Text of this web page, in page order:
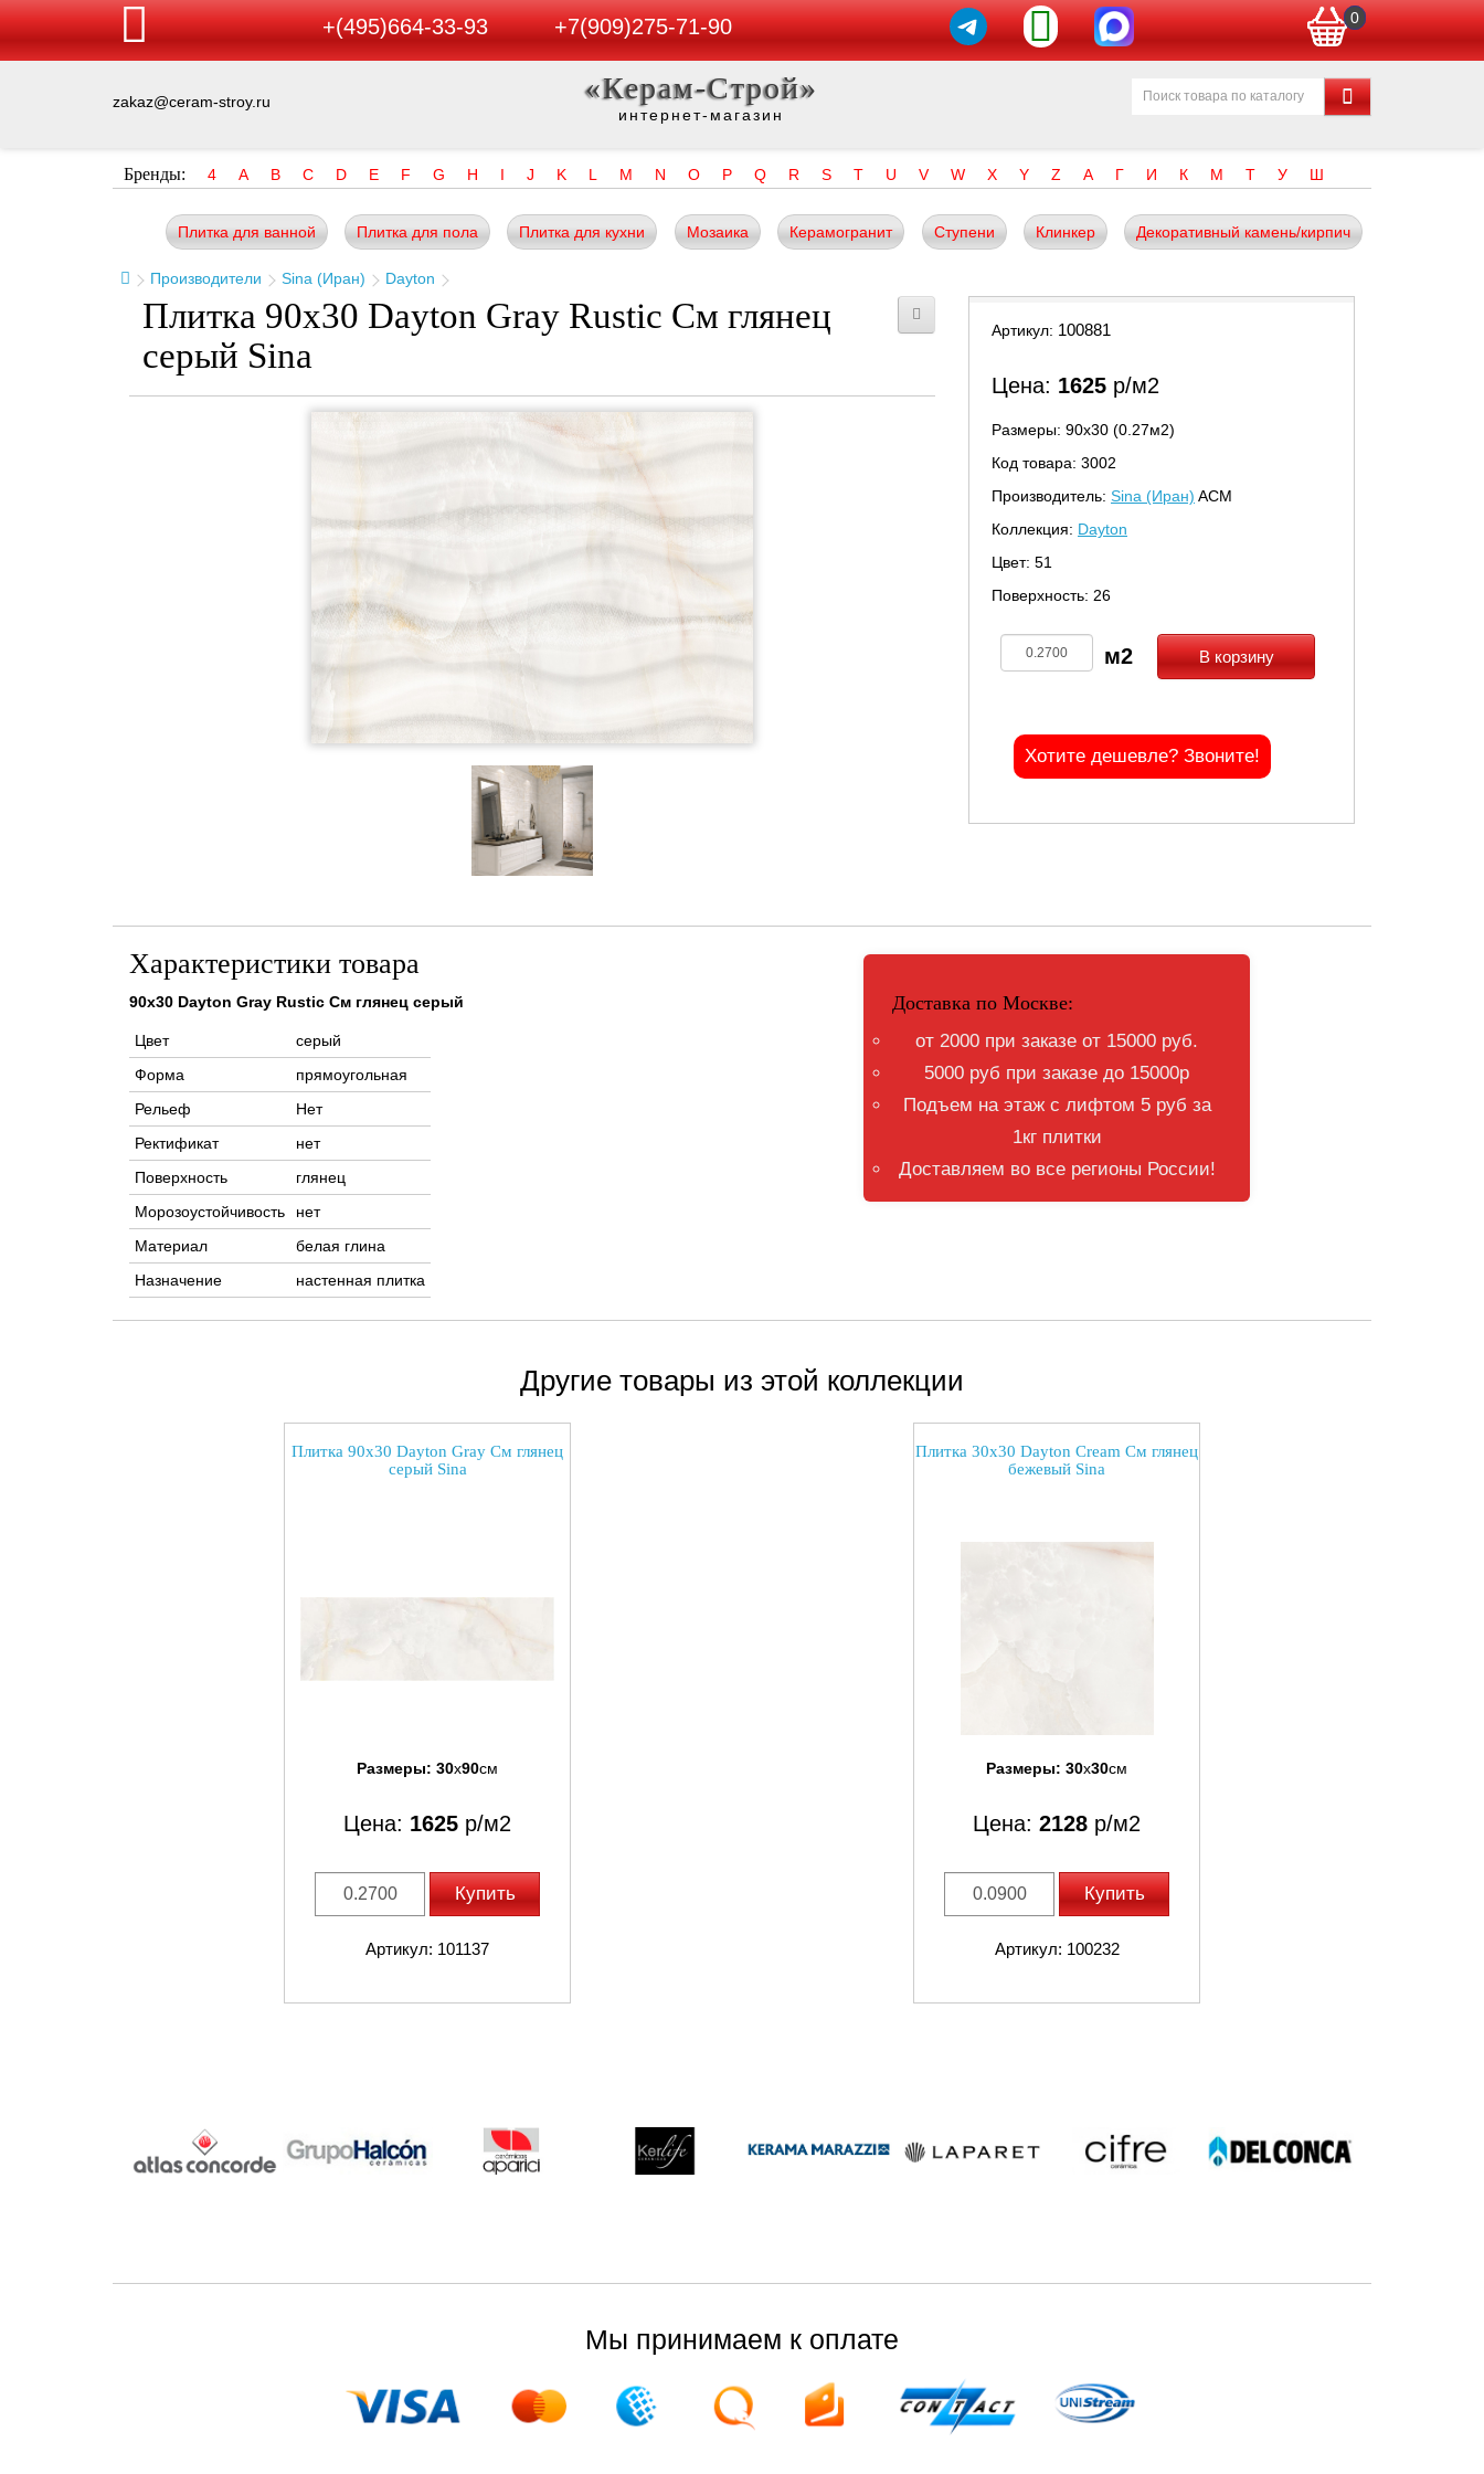
+(495)664-33-93 +7(909)275-71-90 0
zakaz@ceram-stroy.ru «Керам-Строй»
интернет-магазин
Бренды: 4 A B C D E F G H I J K L M N O P Q R S T U V W X Y Z А Г И К М Т У Ш
Плитка для ванной Плитка для пола Плитка для кухни Мозаика Керамогранит Ступени Клинкер Декоративный камень/кирпич
Производители Sina (Иран) Dayton
Плитка 90x30 Dayton Gray Rustic См глянец
серый Sina
Артикул: 100881
Цена: 1625 р/м2
Размеры: 90х30 (0.27м2)
Код товара: 3002
Производитель: Sina (Иран) ACM
Коллекция: Dayton
Цвет: 51
Поверхность: 26
В корзину
Хотите дешевле? Звоните!
Характеристики товара
90x30 Dayton Gray Rustic См глянец серый
Цвет
серый
Форма
прямоугольная
Рельеф
Нет
Ректификат
нет
Поверхность
глянец
Морозоустойчивость
нет
Материал
белая глина
Назначение
настенная плитка
Доставка по Москве:
от 2000 при заказе от 15000 руб.
5000 руб при заказе до 15000р
Подъем на этаж с лифтом 5 руб за
1кг плитки
Доставляем во все регионы России!
Другие товары из этой коллекции
Плитка 90x30 Dayton Gray См глянец
серый Sina
Размеры: 30x90см
Цена: 1625 р/м2
Купить
Артикул: 101137
Плитка 30x30 Dayton Cream См глянец
бежевый Sina
Размеры: 30x30см
Цена: 2128 р/м2
Купить
Артикул: 100232
Мы принимаем к оплате